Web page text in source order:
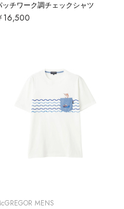
ッチワーク調チェックシャツ
16,500
MENS